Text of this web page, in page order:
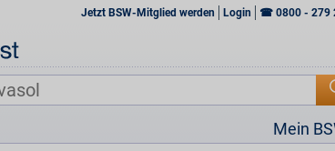
Jetzt BSW-Mitglied werden Login ☎ 0800 - 279
Mein